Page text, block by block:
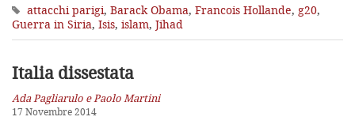
attacchi parigi, Barack Obama, Francois Hollande, g20,
Guerra in Siria, Isis, islam, Jihad
Italia dissestata
Ada Pagliarulo e Paolo Martini
17 Novembre 2014